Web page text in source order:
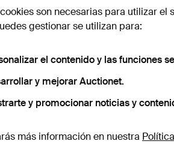
35 USD 335 USD
son necesarias para utilizar el
gestionar se utilizan para:
el contenido y las funciones
y mejorar Auctionet.
y promocionar noticias y
más información en nuestra